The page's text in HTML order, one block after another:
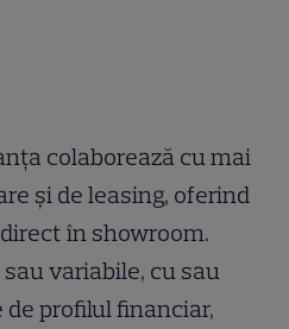
colaborează cu mai
și de leasing, oferind
în showroom.
variabile, cu sau
profilul financiar,